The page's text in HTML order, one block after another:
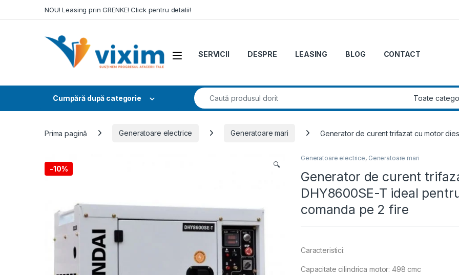
NOU! Leasing prin GRENKE! Click pentru detalii!
SERVICII DESPRE LEASING BLOG CONTACT
Cumpără după categorie
Search for:
Prima pagină Generatoare electrice Generatoare mari Generator de curent trifazat cu motor
-10% 🔍
Generatoare electrice, Generatoare mari
Generator de curent
DHY8600SE-T ideal
comanda pe 2 fire
Caracteristici:
Capacitate cilindrica motor: 498 cmc